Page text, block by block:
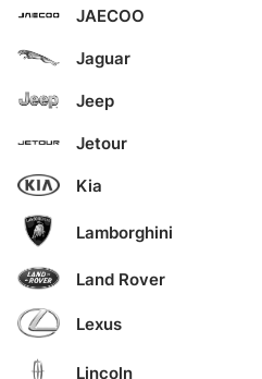
JAECOO
Jaguar
Jeep
Jetour
Kia
Lamborghini
Land Rover
Lexus
Lincoln